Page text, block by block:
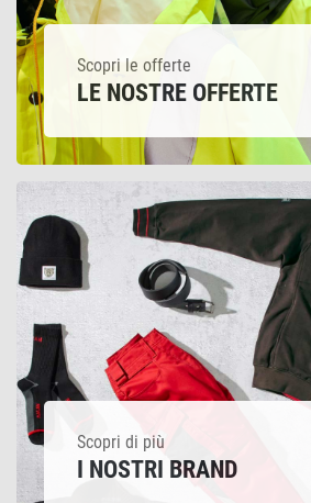
Scopri le offerte
LE NOSTRE OFFERTE
Scopri di più
I NOSTRI BRAND